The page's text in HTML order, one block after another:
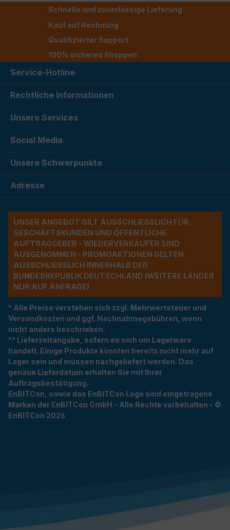
Schnelle und zuverlässige Lieferung
Kauf auf Rechnung
Qualifizierter Support
100% sicheres Shoppen
Service-Hotline
Rechtliche Informationen
Unsere Services
Social Media
Unsere Schwerpunkte
Adresse
UNSER ANGEBOT GILT AUSSCHLIESSLICH FÜR G
ESCHÄFTSKUNDEN UND ÖFFENTLICHE A
UFTRAGGEBER - WIEDERVERKÄUFER SIND A
USGENOMMEN - PROMOAKTIONEN GELTEN A
USSCHLIESSLICH INNERHALB DER BU
NDESREPUBLIK DEUTSCHLAND (WEITERE LÄNDER NU
R AUF ANFRAGE)
* Alle Preise verstehen sich zzgl. Mehrwertsteuer und
Versandkosten und ggf. Nachnahmegebühren, wenn
nicht anders beschrieben.
** Lieferzeitangabe, sofern es sich um Lagerware
handelt. Einige Produkte könnten bereits nicht mehr auf
Lager sein und müssen nachgeliefert werden. Das
genaue Lieferdatum erhalten Sie mit Ihrer
Auftragsbestätigung.
EnBITCon, sowie das EnBITCon Logo sind eingetragene
Marken der EnBITCon GmbH - Alle Rechte vorbehalten - ©
EnBITCon 2026